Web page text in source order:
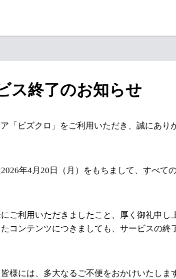
ス終了のお知らせ
「ビズクロ」をご利用いただき、誠にあり
年4月20日（月）をもちまして、すべて
ご利用いただきましたこと、厚く御礼申し
コンテンツにつきましても、サービスの終
様には、多大なるご不便をおかけいたしま